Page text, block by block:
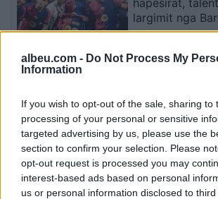
albeu.com - Do Not Process My
Information
If you wish to opt-out of the sale, sharing to
processing of your personal or sensitive
targeted advertising by us, please use the
section to confirm your selection. Please
opt-out request is processed you may
interest-based ads based on personal
us or personal information disclosed to
hapësirat,
largimit nga
ilegalisht nga
parashutë bie